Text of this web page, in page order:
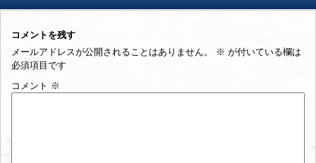
コメントを残す
メールアドレスが公開されることはありません。
※ が付いている欄は
必須項目です
コメント ※